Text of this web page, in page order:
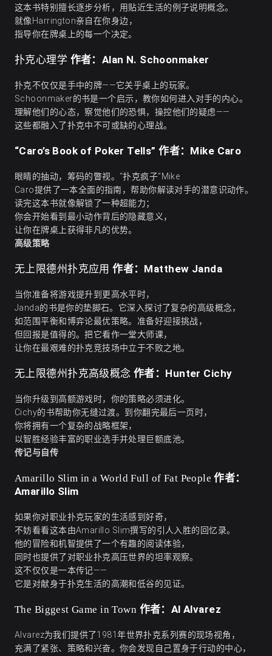
这本书特别擅长逐步分析，用贴近生活的例子说明概念。
就像Harrington亲自在你身边，
指导你在牌桌上的每一个决定。
扑克心理学 作者：Alan N. Schoonmaker
扑克不仅仅是手中的牌——它关乎桌上的玩家。
Schoonmaker的书是一个启示，教你如何进入对手的内心。
理解他们的心态，察觉他们的恐惧，操控他们的疑虑——
这些都融入了扑克中不可或缺的心理战。
“Caro’s Book of Poker Tells” 作者：Mike Caro
眼睛的抽动，筹码的瞥视。“扑克疯子”Mike
Caro提供了一本全面的指南，帮助你解读对手的潜意识动作。
读完这本书就像解锁了一种超能力；
你会开始看到最小动作背后的隐藏意义，
让你在牌桌上获得非凡的优势。
高级策略
无上限德州扑克应用 作者：Matthew Janda
当你准备将游戏提升到更高水平时，
Janda的书是你的垫脚石。它深入探讨了复杂的高级概念，
如范围平衡和博弈论最优策略。准备好迎接挑战，
但回报是值得的。把它看作一堂大师课，
让你在最艰难的扑克竞技场中立于不败之地。
无上限德州扑克高级概念 作者：Hunter Cichy
当你升级到高额游戏时，你的策略必须进化。
Cichy的书帮助你无缝过渡。到你翻完最后一页时，
你将拥有一个复杂的战略框架，
以智胜经验丰富的职业选手并处理巨额底池。
传记与自传
Amarillo Slim in a World Full of Fat People 作者：
Amarillo Slim
如果你对职业扑克玩家的生活感到好奇，
不妨看看这本由Amarillo Slim撰写的引人入胜的回忆录。
他的冒险和机智提供了一个有趣的阅读体验，
同时也提供了对职业扑克高压世界的坦率观察。
这不仅仅是一本传记——
它是对献身于扑克生活的高潮和低谷的见证。
The Biggest Game in Town 作者：Al Alvarez
Alvarez为我们提供了1981年世界扑克系列赛的现场视角，
充满了紧张、策略和兴奋。你会发现自己置身于行动的中心，